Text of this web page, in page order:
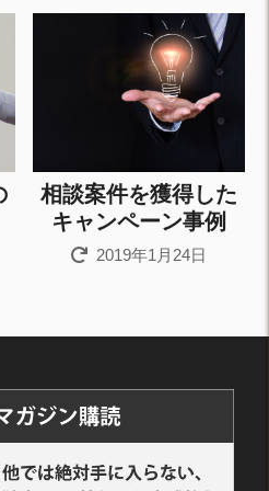
相談案件を獲得した
キャンペーン事例
2019年1月24日